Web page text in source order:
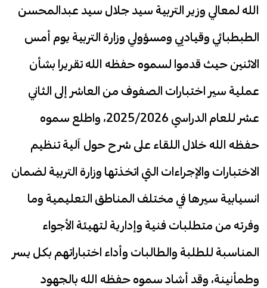
الله لمعالي وزير التربية سيد جلال سيد عبدالمحسن
الطبطبائي وقياديي ومسؤولي وزارة التربية يوم أمس
الاثنين حيث قدموا لسموه حفظه الله تقريرا بشأن
عملية سير اختبارات الصفوف من العاشر إلى الثاني
عشر للعام الدراسي 2025/2026، واطلع سموه
حفظه الله خلال اللقاء على شرح حول آلية تنظيم
الاختبارات والإجراءات التي اتخذتها وزارة التربية لضمان
انسيابية سيرها في مختلف المناطق التعليمية وما
وفرته من متطلبات فنية وإدارية لتهيئة الأجواء
المناسبة للطلبة والطالبات وأداء اختباراتهم بكل يسر
وطمأنينة، وقد أشاد سموه حفظه الله بالجهود